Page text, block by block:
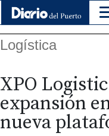
Logística
XPO
expansión
nueva